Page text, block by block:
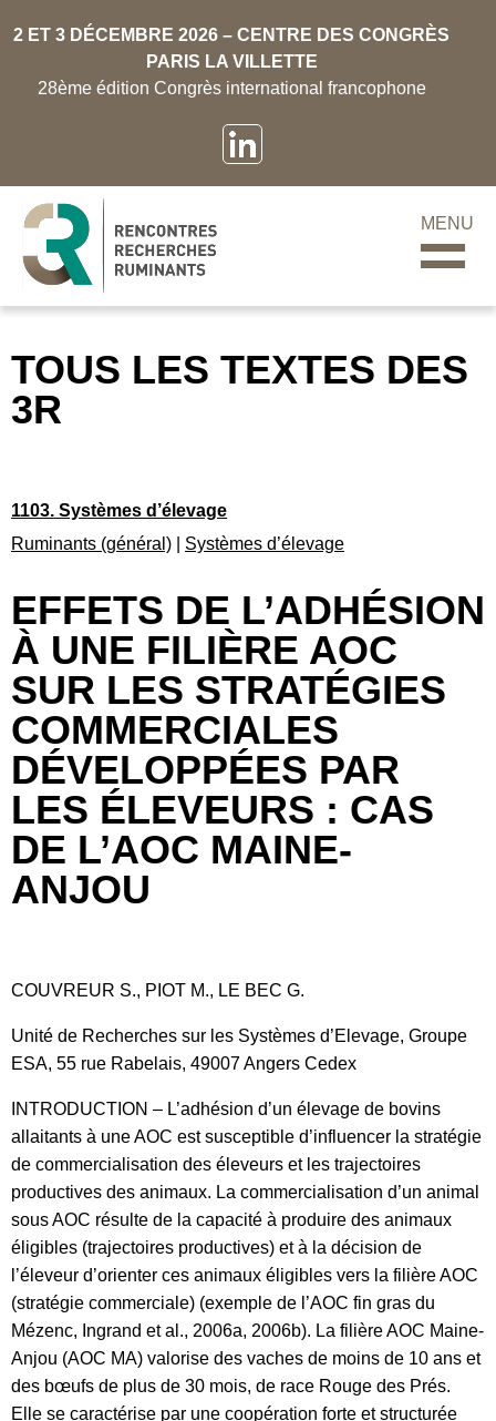
2 ET 3 DÉCEMBRE 2026 – CENTRE DES CONGRÈS
PARIS LA VILLETTE
28ème édition Congrès international francophone
MENU
TOUS LES TEXTES DES
3R
1103. Systèmes d’élevage
Ruminants (général)
Systèmes d’élevage
EFFETS DE L’ADHÉSION
À UNE FILIÈRE AOC
SUR LES STRATÉGIES
COMMERCIALES
DÉVELOPPÉES PAR
LES ÉLEVEURS : CAS
DE L’AOC MAINE-
ANJOU
COUVREUR S., PIOT M., LE BEC G.
Unité de Recherches sur les Systèmes d’Elevage, Groupe
ESA, 55 rue Rabelais, 49007 Angers Cedex
INTRODUCTION – L’adhésion d’un élevage de bovins
allaitants à une AOC est susceptible d’influencer la stratégie
de commercialisation des éleveurs et les trajectoires
productives des animaux. La commercialisation d’un animal
sous AOC résulte de la capacité à produire des animaux
éligibles (trajectoires productives) et à la décision de
l’éleveur d’orienter ces animaux éligibles vers la filière AOC
(stratégie commerciale) (exemple de l’AOC fin gras du
Mézenc, Ingrand et al., 2006a, 2006b). La filière AOC Maine-
Anjou (AOC MA) valorise des vaches de moins de 10 ans et
des bœufs de plus de 30 mois, de race Rouge des Prés.
Elle se caractérise par une coopération forte et structurée